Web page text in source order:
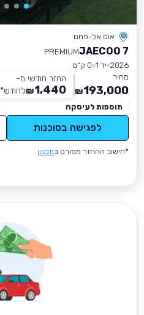
אום אל-פחם
JAECOO 7
PREMIUM
2026 יד 1
0 ק״מ
מחיר
193,000
₪
החזר חודשי מ-
1,440
₪לחודש*
תוספות לעיסקה
לפגישה בסוכנות
*חישוב ההחזר מפורט בתקנון